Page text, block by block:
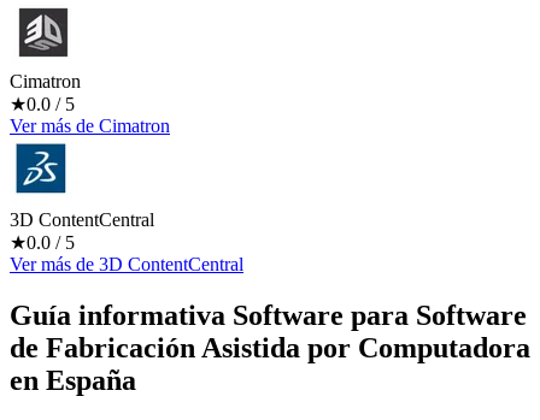
Cimatron
★0.0 / 5
Ver más de Cimatron
3D ContentCentral
★0.0 / 5
Ver más de 3D ContentCentral
Guía informativa Software para Software
de Fabricación Asistida por Computadora
en España